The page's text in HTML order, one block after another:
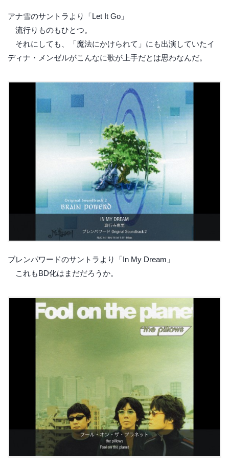
アナ雪のサントラより「Let It Go」
流行りものもひとつ。
それにしても、「魔法にかけられて」にも出演していたイ
ディナ・メンゼルがこんなに歌が上手だとは思わなんだ。
ブレンパワードのサントラより「In My Dream」
これもBD化はまだだろうか。